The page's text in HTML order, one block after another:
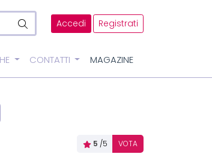
Accedi Registrati
CONTATTI MAGAZINE
5 /5 VOTA